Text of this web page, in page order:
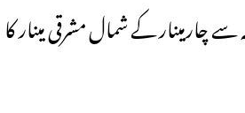
چارمینار کے شمال مشرقی مینار کا